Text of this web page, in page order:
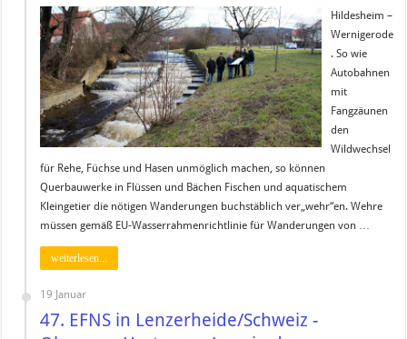
Hildesheim –
Wernigerode
. So wie
Autobahnen
mit
Fangzäunen
den
Wildwechsel
für Rehe, Füchse und Hasen unmöglich machen, so können
Querbauwerke in Flüssen und Bächen Fischen und aquatischem
Kleingetier die nötigen Wanderungen buchstäblich ver„wehr“en. Wehre
müssen gemäß EU-Wasserrahmenrichtlinie für Wanderungen von …
weiterlesen...
19 Januar
47. EFNS in Lenzerheide/Schweiz -